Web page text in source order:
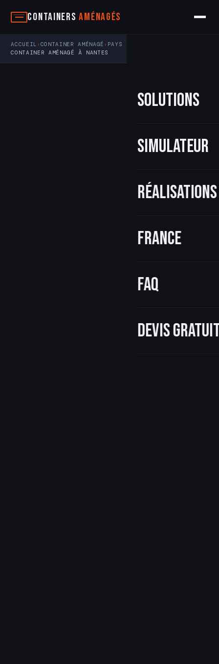
Containers Aménagés
Solutions
Simulateur
Réalisations
France
FAQ
Devis
ACCUEIL › CONTAINER AMÉNAGÉ › PAYS DE LA LOIRE
CONTAINER AMÉNAGÉ À NANTES